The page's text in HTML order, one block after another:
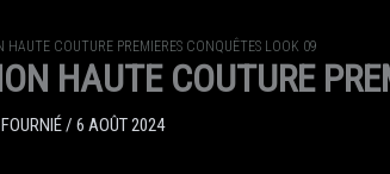
HAUTE COUTURE PREMIERES CONQUÊTES LOOK 09
HAUTE COUTURE
/ 6 AOÛT 2024